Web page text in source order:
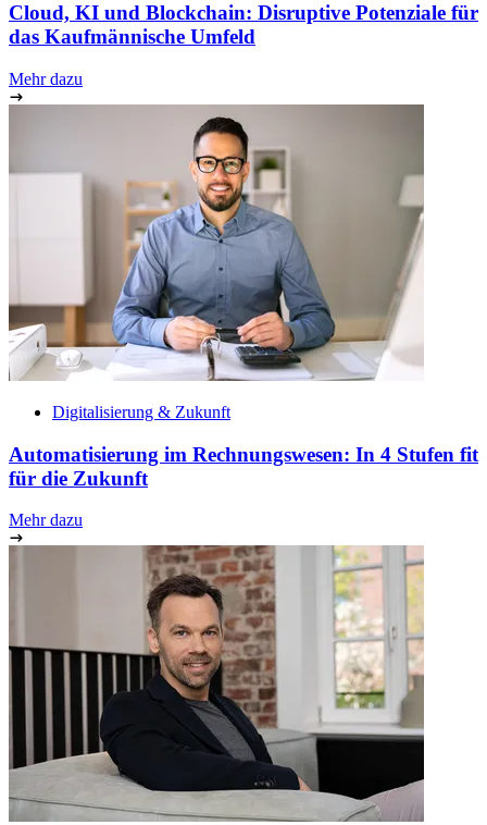
Cloud, KI und Blockchain: Disruptive Potenziale für
das Kaufmännische Umfeld
Mehr dazu
Digitalisierung & Zukunft
Automatisierung im Rechnungswesen: In 4 Stufen fit
für die Zukunft
Mehr dazu